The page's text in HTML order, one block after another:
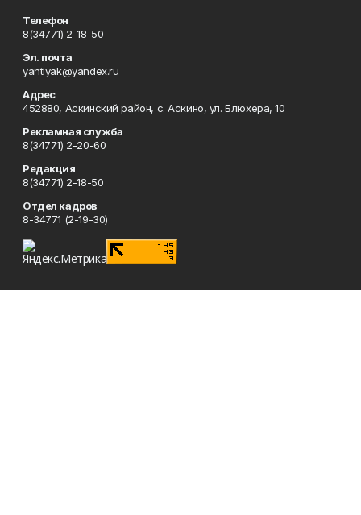
Телефон
8(34771) 2-18-50
Эл. почта
yantiyak@yandex.ru
Адрес
452880, Аскинский район, с. Аскино, ул. Блюхера, 10
Рекламная служба
8(34771) 2-20-60
Редакция
8(34771) 2-18-50
Отдел кадров
8-34771 (2-19-30)